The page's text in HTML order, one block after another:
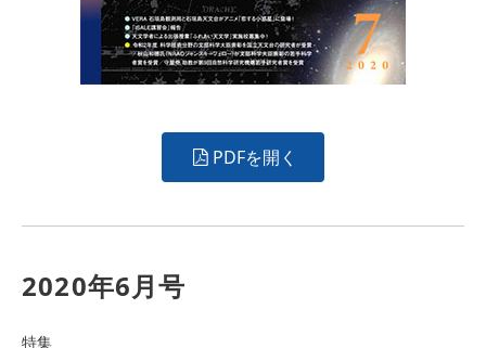
PDFを開く
2020年6月号
特集